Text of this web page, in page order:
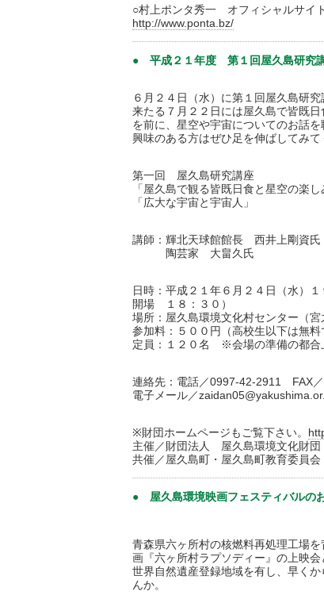
○村上ポンタ秀一 オフィシャルサイ
http://www.ponta.bz/
● 平成２１年度 第１回屋久島研究講
６月２４日（水）に第１回屋久島研究
来たる７月２２日には屋久島で皆既
を前に、星空や宇宙についてのお話を
興味のある方はぜひ足を伸ばしてみて
第一回 屋久島研究講座
「屋久島で観る皆既日食と星空の楽し
「広大な宇宙と宇宙人」
講師：輝北天球館館長 西井上剛資氏
陶芸家 大畠久氏
日時：平成２１年６月２４日（水）
開場 １８：３０）
場所：屋久島環境文化村センター（宮
参加料：５００円（高校生以下は無料
定員：１２０名 ※会場の準備の都合
連絡先：電話／0997-42-2911 FAX
電子メール／
※財団ホームページもご覧下さい。
主催／財団法人 屋久島環境文化財団
共催／屋久島町・屋久島町教育委員
● 屋久島環境映画フェスティバルの
青森県六ヶ所村の核燃料再処理工場
画『六ヶ所村ラプソディー』の上映
世界自然遺産登録地域を有し、早く
んか。